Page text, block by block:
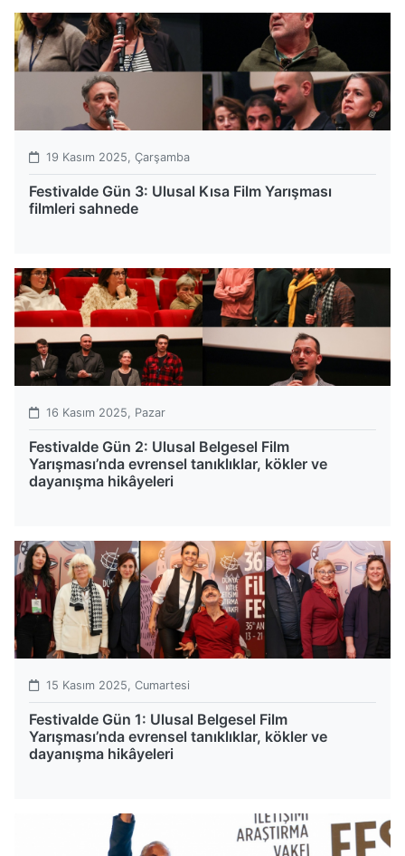
19 Kasım 2025, Çarşamba
Festivalde Gün 3: Ulusal Kısa Film Yarışması
filmleri sahnede
16 Kasım 2025, Pazar
Festivalde Gün 2: Ulusal Belgesel Film
Yarışması’nda evrensel tanıklıklar, kökler ve
dayanışma hikâyeleri
15 Kasım 2025, Cumartesi
Festivalde Gün 1: Ulusal Belgesel Film
Yarışması’nda evrensel tanıklıklar, kökler ve
dayanışma hikâyeleri